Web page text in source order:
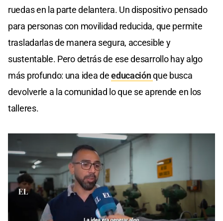
ruedas en la parte delantera. Un dispositivo pensado
para personas con movilidad reducida, que permite
trasladarlas de manera segura, accesible y
sustentable. Pero detrás de ese desarrollo hay algo
más profundo: una idea deeducaciónque busca
devolverle a la comunidad lo que se aprende en los
talleres.